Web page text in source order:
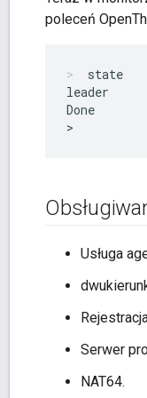
poleceń
state
leader
Done
Usługa
Serwer
NAT64.